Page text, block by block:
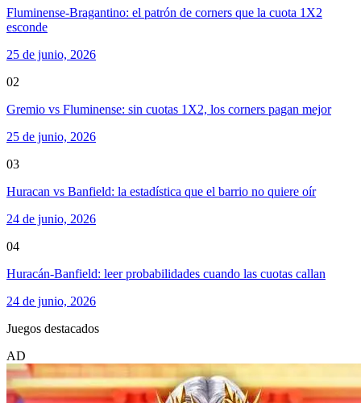
Fluminense-Bragantino: el patrón de corners que la cuota 1X2
esconde
25 de junio, 2026
02
Gremio vs Fluminense: sin cuotas 1X2, los corners pagan mejor
25 de junio, 2026
03
Huracan vs Banfield: la estadística que el barrio no quiere oír
24 de junio, 2026
04
Huracán-Banfield: leer probabilidades cuando las cuotas callan
24 de junio, 2026
Juegos destacados
AD